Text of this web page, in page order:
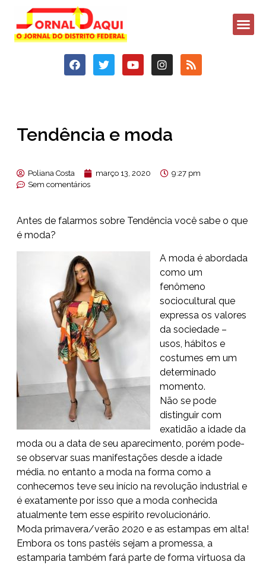
Tendência e moda
Poliana Costa março 13, 2020
9:27 pm
Sem comentários
Antes de falarmos sobre Tendência você sabe o que
é moda?
A moda é abordada
como um
fenômeno
sociocultural que
expressa os valores
da sociedade –
usos, hábitos e
costumes em um
determinado
momento.
Não se pode
distinguir com
exatidão a idade da
moda ou a data de seu aparecimento, porém pode-
se observar suas manifestações desde a idade
média. no entanto a moda na forma como a
conhecemos teve seu início na revolução industrial e
é exatamente por isso que a moda conhecida
atualmente tem esse espírito revolucionário.
Moda primavera/verão 2020 e as estampas em alta!
Embora os tons pastéis sejam a promessa, a
estamparia também fará parte de forma virtuosa da